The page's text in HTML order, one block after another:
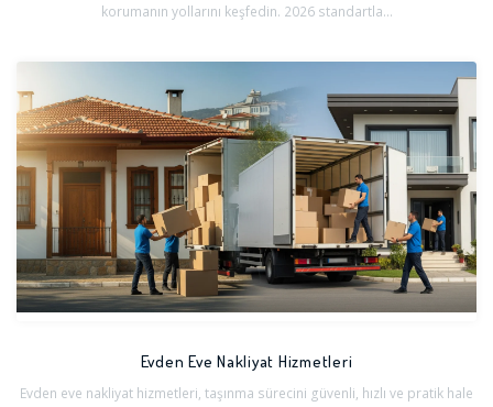
korumanın yollarını keşfedin. 2026 standartla...
Evden Eve Nakliyat Hizmetleri
Evden eve nakliyat hizmetleri, taşınma sürecini güvenli, hızlı ve pratik hale